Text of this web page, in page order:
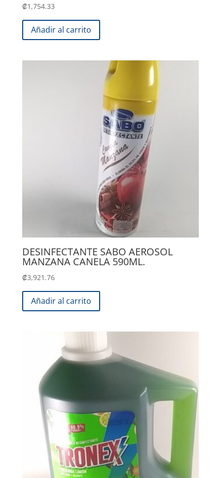
₡1,754.33
Añadir al carrito
DESINFECTANTE SABO AEROSOL
MANZANA CANELA 590ML.
₡3,921.76
Añadir al carrito